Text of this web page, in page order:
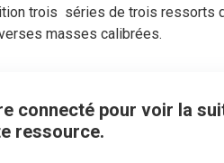
trois séries de trois ressorts
masses calibrées.
connecté pour voir la
ressource.